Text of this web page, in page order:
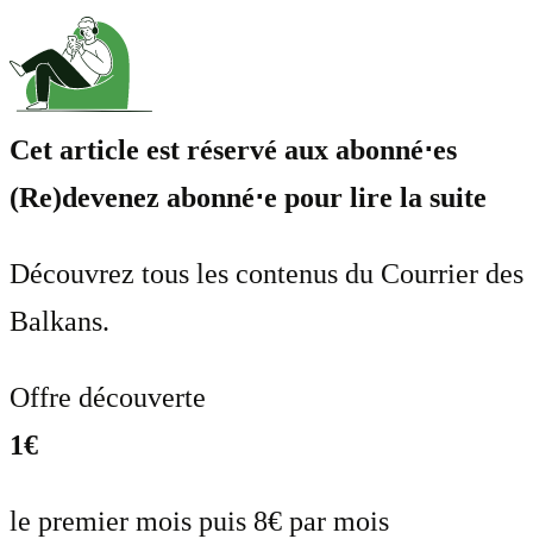
Cet article est réservé aux abonné⋅es
(Re)devenez abonné⋅e pour lire la suite
Découvrez tous les contenus du Courrier des
Balkans.
Offre découverte
1€
le premier mois puis 8€ par mois